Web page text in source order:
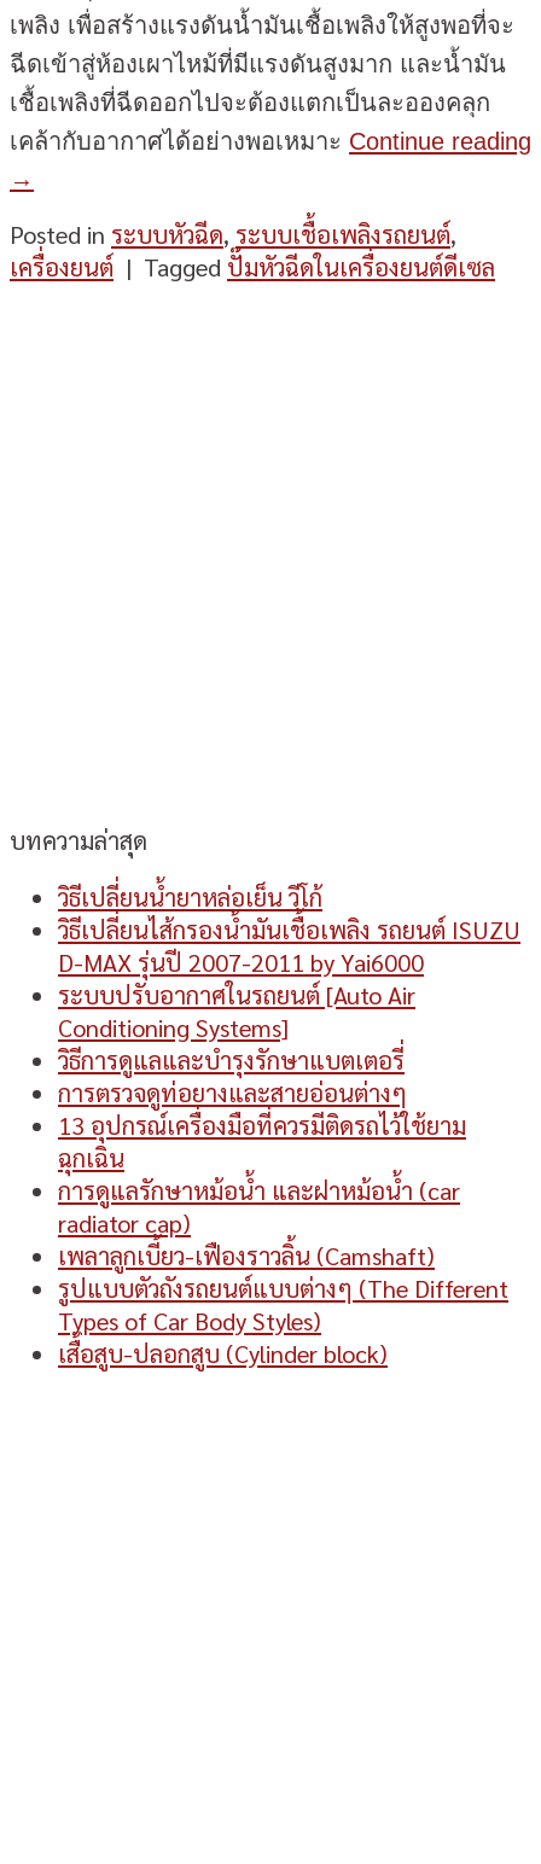
เพลิง เพื่อสร้างแรงดันน้ำมันเชื้อเพลิงให้สูงพอที่จะ
ฉีดเข้าสู่ห้องเผาไหม้ที่มีแรงดันสูงมาก และน้ำมัน
เชื้อเพลิงที่ฉีดออกไปจะต้องแตกเป็นละอองคลุก
เคล้ากับอากาศได้อย่างพอเหมาะ Continue reading
→
Posted in ระบบหัวฉีด, ระบบเชื้อเพลิงรถยนต์,
เครื่องยนต์ | Tagged ปั๊มหัวฉีดในเครื่องยนต์ดีเซล
บทความล่าสุด
วิธีเปลี่ยนน้ำยาหล่อเย็น วีโก้
วิธีเปลี่ยนไส้กรองน้ำมันเชื้อเพลิง รถยนต์ ISUZU
D-MAX รุ่นปี 2007-2011 by Yai6000
ระบบปรับอากาศในรถยนต์ [Auto Air
Conditioning Systems]
วิธีการดูแลและบำรุงรักษาแบตเตอรี่
การตรวจดูท่อยางและสายอ่อนต่างๆ
13 อุปกรณ์เครื่องมือที่ควรมีติดรถไว้ใช้ยาม
ฉุกเฉิน
การดูแลรักษาหม้อน้ำ และฝาหม้อน้ำ (car
radiator cap)
เพลาลูกเบี้ยว-เฟืองราวลิ้น (Camshaft)
รูปแบบตัวถังรถยนต์แบบต่างๆ (The Different
Types of Car Body Styles)
เสื้อสูบ-ปลอกสูบ (Cylinder block)